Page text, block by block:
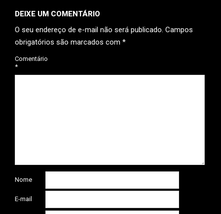
DEIXE UM COMENTÁRIO
O seu endereço de e-mail não será publicado. Campos
obrigatórios são marcados com *
Comentário
*
Nome
E-mail